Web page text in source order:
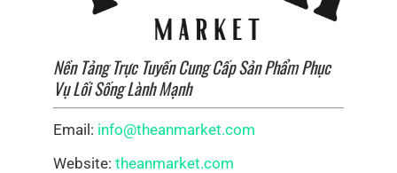
Nền Tảng Trực Tuyến Cung Cấp Sản Phẩm Phục
Vụ Lối Sống Lành Mạnh
Email: info@theanmarket.com
Website: theanmarket.com